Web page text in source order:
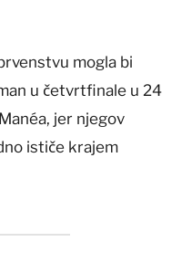
mogla bi
u četvrtfinale u 24
jer njegov
ističe krajem